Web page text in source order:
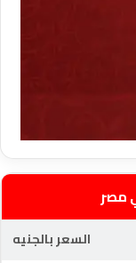
مصر
السعر بالجنيه